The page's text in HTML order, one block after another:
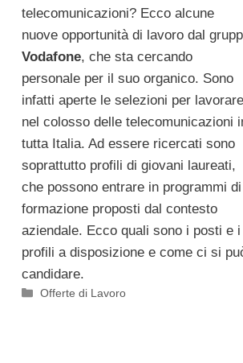
telecomunicazioni? Ecco alcune
nuove opportunità di lavoro dal
Vodafone, che sta cercando
personale per il suo organico. Sono
infatti aperte le selezioni per lavorare
nel colosso delle telecomunicazioni
tutta Italia. Ad essere ricercati sono
soprattutto profili di giovani laureati,
che possono entrare in programmi di
formazione proposti dal contesto
aziendale. Ecco quali sono i posti e i
profili a disposizione e come ci si
candidare.
Categorie
Offerte di Lavoro